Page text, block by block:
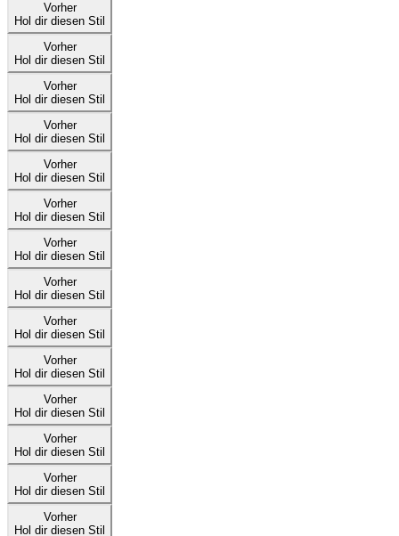
Vorher
Hol dir diesen Stil
Vorher
Hol dir diesen Stil
Vorher
Hol dir diesen Stil
Vorher
Hol dir diesen Stil
Vorher
Hol dir diesen Stil
Vorher
Hol dir diesen Stil
Vorher
Hol dir diesen Stil
Vorher
Hol dir diesen Stil
Vorher
Hol dir diesen Stil
Vorher
Hol dir diesen Stil
Vorher
Hol dir diesen Stil
Vorher
Hol dir diesen Stil
Vorher
Hol dir diesen Stil
Vorher
Hol dir diesen Stil